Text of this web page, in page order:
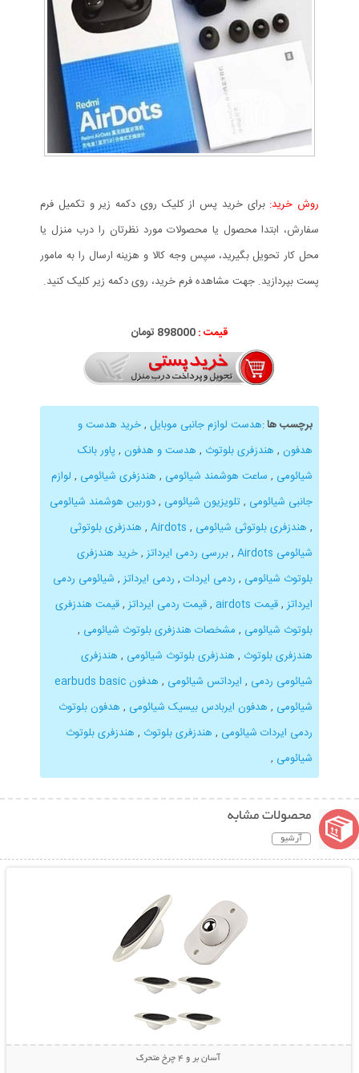
روش خرید: برای خرید پس از کلیک روی دکمه زیر و تکمیل فرم
سفارش، ابتدا محصول یا محصولات مورد نظرتان را درب منزل یا
محل کار تحویل بگیرید، سپس وجه کالا و هزینه ارسال را به مامور
پست بپردازید. جهت مشاهده فرم خرید، روی دکمه زیر کلیک کنید.
قیمت : 898000 تومان
برچسب ها:هدست لوازم جانبی موبایل ,خرید هدست و
هدفون , هندزفری بلوتوث , هدست و هدفون , پاور بانک
شیائومی , ساعت هوشمند شیائومی , هندزفری شیائومی , لوازم
جانبی شیائومی , تلویزیون شیائومی ,دوربین هوشمند شیائومی
, هندزفری بلوتوثی شیائومی ,
Airdots
, هندزفری بلوتوثی
شیائومی Airdots
,بررسی ردمی ایرداتز ,خرید هندزفری
بلوتوث شیائومی , ردمی ایردات , ردمی ایرداتز , شیائومی ردمی
ایرداتز ,قیمت airdots ,قیمت ردمی ایرداتز ,قیمت هندزفری
بلوتوث شیائومی , مشخصات هندزفری بلوتوث شیائومی ,
هندزفری بلوتوث , هندزفری بلوتوث شیائومی , هندزفری
شیائومی ردمی , ایرداتس شیائومی ,
هدفون earbuds basic
شیائومی , هدفون ایربادس بیسیک شیائومی , هدفون بلوتوث
ردمی ایردات شیائومی , هندزفری بلوتوث , هندزفری بلوتوث
شیائومی ,
محصولات مشابه
آرشیو
آسان بر و 4 چرخ متحرک